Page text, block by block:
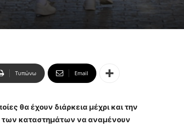
Τυπώνω Email
θα έχουν διάρκεια μέχρι και την
των καταστημάτων να αναμένουν